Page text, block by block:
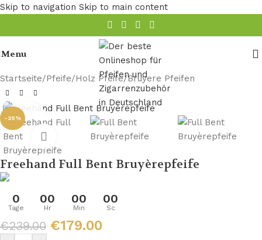
Skip to navigation Skip to main content
Menu
Startseite/Pfeife/Holz Pfeife/Bruyere Pfeifen
-25%
Freehand Full Bent Bruyèrepfeife
0
Tage
00
Hr
00
Min
00
Sc
€239.00 €179.00